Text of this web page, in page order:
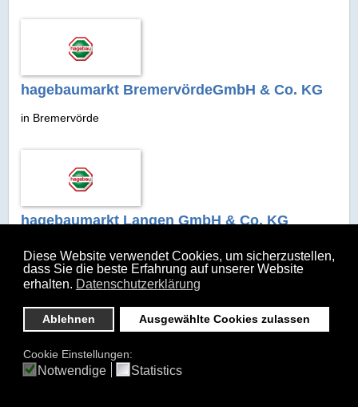
Diese Website verwendet Cookies, um sicherzustellen,
dass Sie die beste Erfahrung auf unserer Website
erhalten. Datenschutzerklärung
Ablehnen Ausgewählte Cookies zulassen
Cookie Einstellungen:
Notwendige Statistics
hagebaumarkt BremervördeGmbH & Co. KG
in Bremervörde
hagebaumarkt Langen GmbH & Co. KG
in Geestland
hagebaumarkt Zeven GmbH & Co. KG
in Zeven